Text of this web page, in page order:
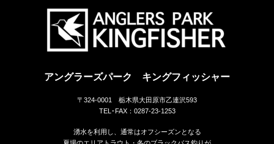
アングラーズパーク キングフィッシャー
〒324-0001 栃木県大田原市乙連沢593
TEL･FAX：0287-23-1253
湧水を利用し、通常はオフシーズンとなる